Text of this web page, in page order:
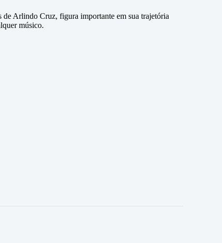
de Arlindo Cruz, figura importante em sua trajetória
músico.